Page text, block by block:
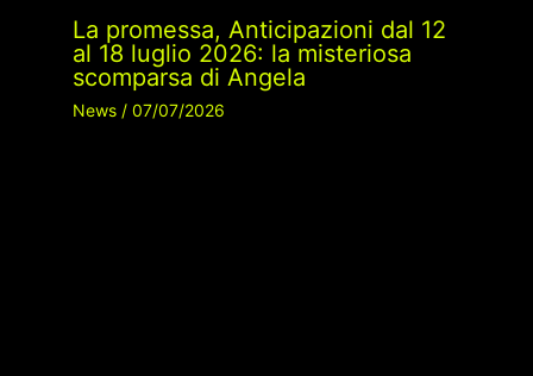
La promessa, Anticipazioni dal 12
al 18 luglio 2026: la misteriosa
scomparsa di Angela
News/ 07/07/2026